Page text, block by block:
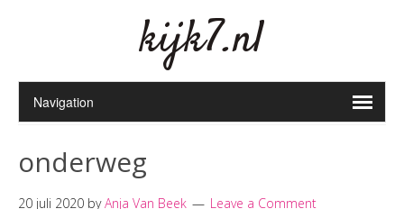
kijk7.nl
onderweg
20 juli 2020 byAnja Van Beek Leave a Comment